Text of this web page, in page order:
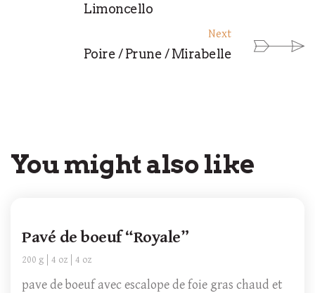
Limoncello
Next
Poire / Prune / Mirabelle
You might also like
Pavé de boeuf “Royale”
200 g 4 oz 4 oz
pave de boeuf avec escalope de foie gras chaud et